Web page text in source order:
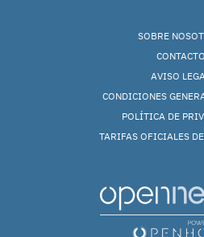
SOBRE
CONTACTO
AVISO
CONDICIONES
POLÍTICA DE
TARIFAS OFICIALES